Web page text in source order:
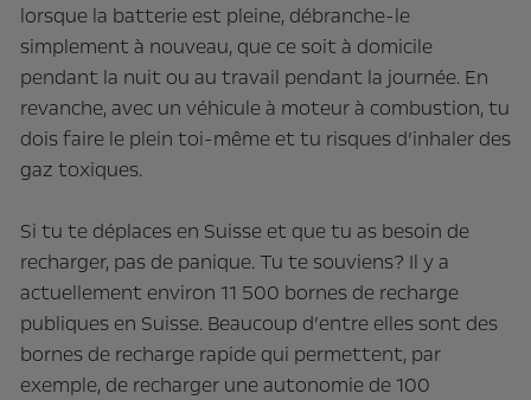
lorsque la batterie est pleine, débranche-le
simplement à nouveau, que ce soit à domicile
pendant la nuit ou au travail pendant la journée. En
revanche, avec un véhicule à moteur à combustion, tu
dois faire le plein toi-même et tu risques d’inhaler des
gaz toxiques.
Si tu te déplaces en Suisse et que tu as besoin de
recharger, pas de panique. Tu te souviens? Il y a
actuellement environ 11 500 bornes de recharge
publiques en Suisse. Beaucoup d’entre elles sont des
bornes de recharge rapide qui permettent, par
exemple, de recharger une autonomie de 100